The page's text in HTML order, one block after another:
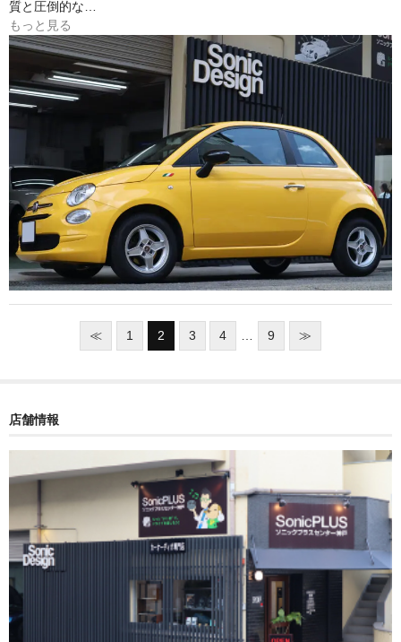
質と圧倒的な…
もっと見る
≪ 1 2 3 4 9 ≫
店舗情報